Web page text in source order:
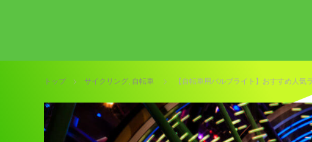
トップ サイクリング, 自転車 【自転車用バルブライト】おすすめ人